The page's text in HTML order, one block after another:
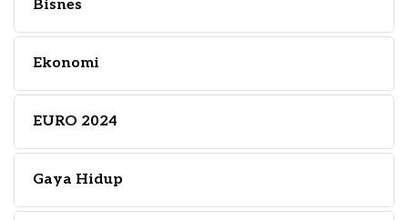
Bisnes
Ekonomi
EURO 2024
Gaya Hidup